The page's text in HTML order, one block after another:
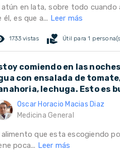
atún en lata, sobre todo cuando
él, es que a... Leer más
1733 vistas volunteer_activism Útil para 1
comiendo en las
con ensalada de
lechuga. Esto es
Oscar Horacio Macias Diaz
Medicina General
alimento que esta escogiendo
poca... Leer más